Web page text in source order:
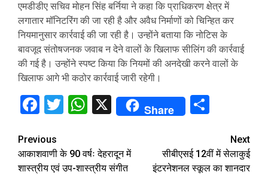
एमडीडीए सचिव मोहन सिंह बर्निया ने कहा कि प्राधिकरण क्षेत्र में
लगातार मॉनिटरिंग की जा रही है और अवैध निर्माणों को चिन्हित कर
नियमानुसार कार्रवाई की जा रही है। उन्होंने बताया कि नोटिस के
बावजूद संतोषजनक जवाब न देने वालों के खिलाफ सीलिंग की कार्रवाई
की गई है। उन्होंने स्पष्ट किया कि नियमों की अनदेखी करने वालों के
खिलाफ आगे भी कठोर कार्रवाई जारी रहेगी।
Facebook
Twitter
WhatsApp
X Share
Continue
Reading
Previous
आकाशवाणी के 90 वर्षः देहरादून में
शास्त्रीय एवं उप-शास्त्रीय संगीत
Next
सीबीएसई 12वीं में सेलाकुई
इंटरनेशनल स्कूल का शानदार